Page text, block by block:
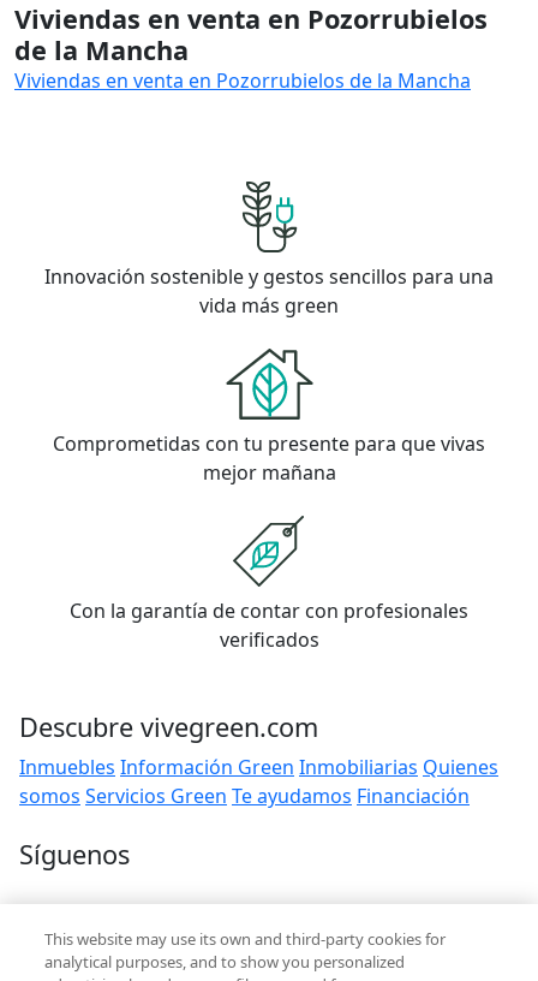
Viviendas en venta en Pozorrubielos
de la Mancha
Viviendas en venta en Pozorrubielos de la Mancha
Innovación sostenible y gestos sencillos para una
vida más green
Comprometidas con tu presente para que vivas
mejor mañana
Con la garantía de contar con profesionales
verificados
Descubre vivegreen.com
Inmuebles Información Green Inmobiliarias Quienes
somos Servicios Green Te ayudamos Financiación
Síguenos
Contacto
hola@vivegreen.com
This website may use its own and third-party cookies for
analytical purposes, and to show you personalized